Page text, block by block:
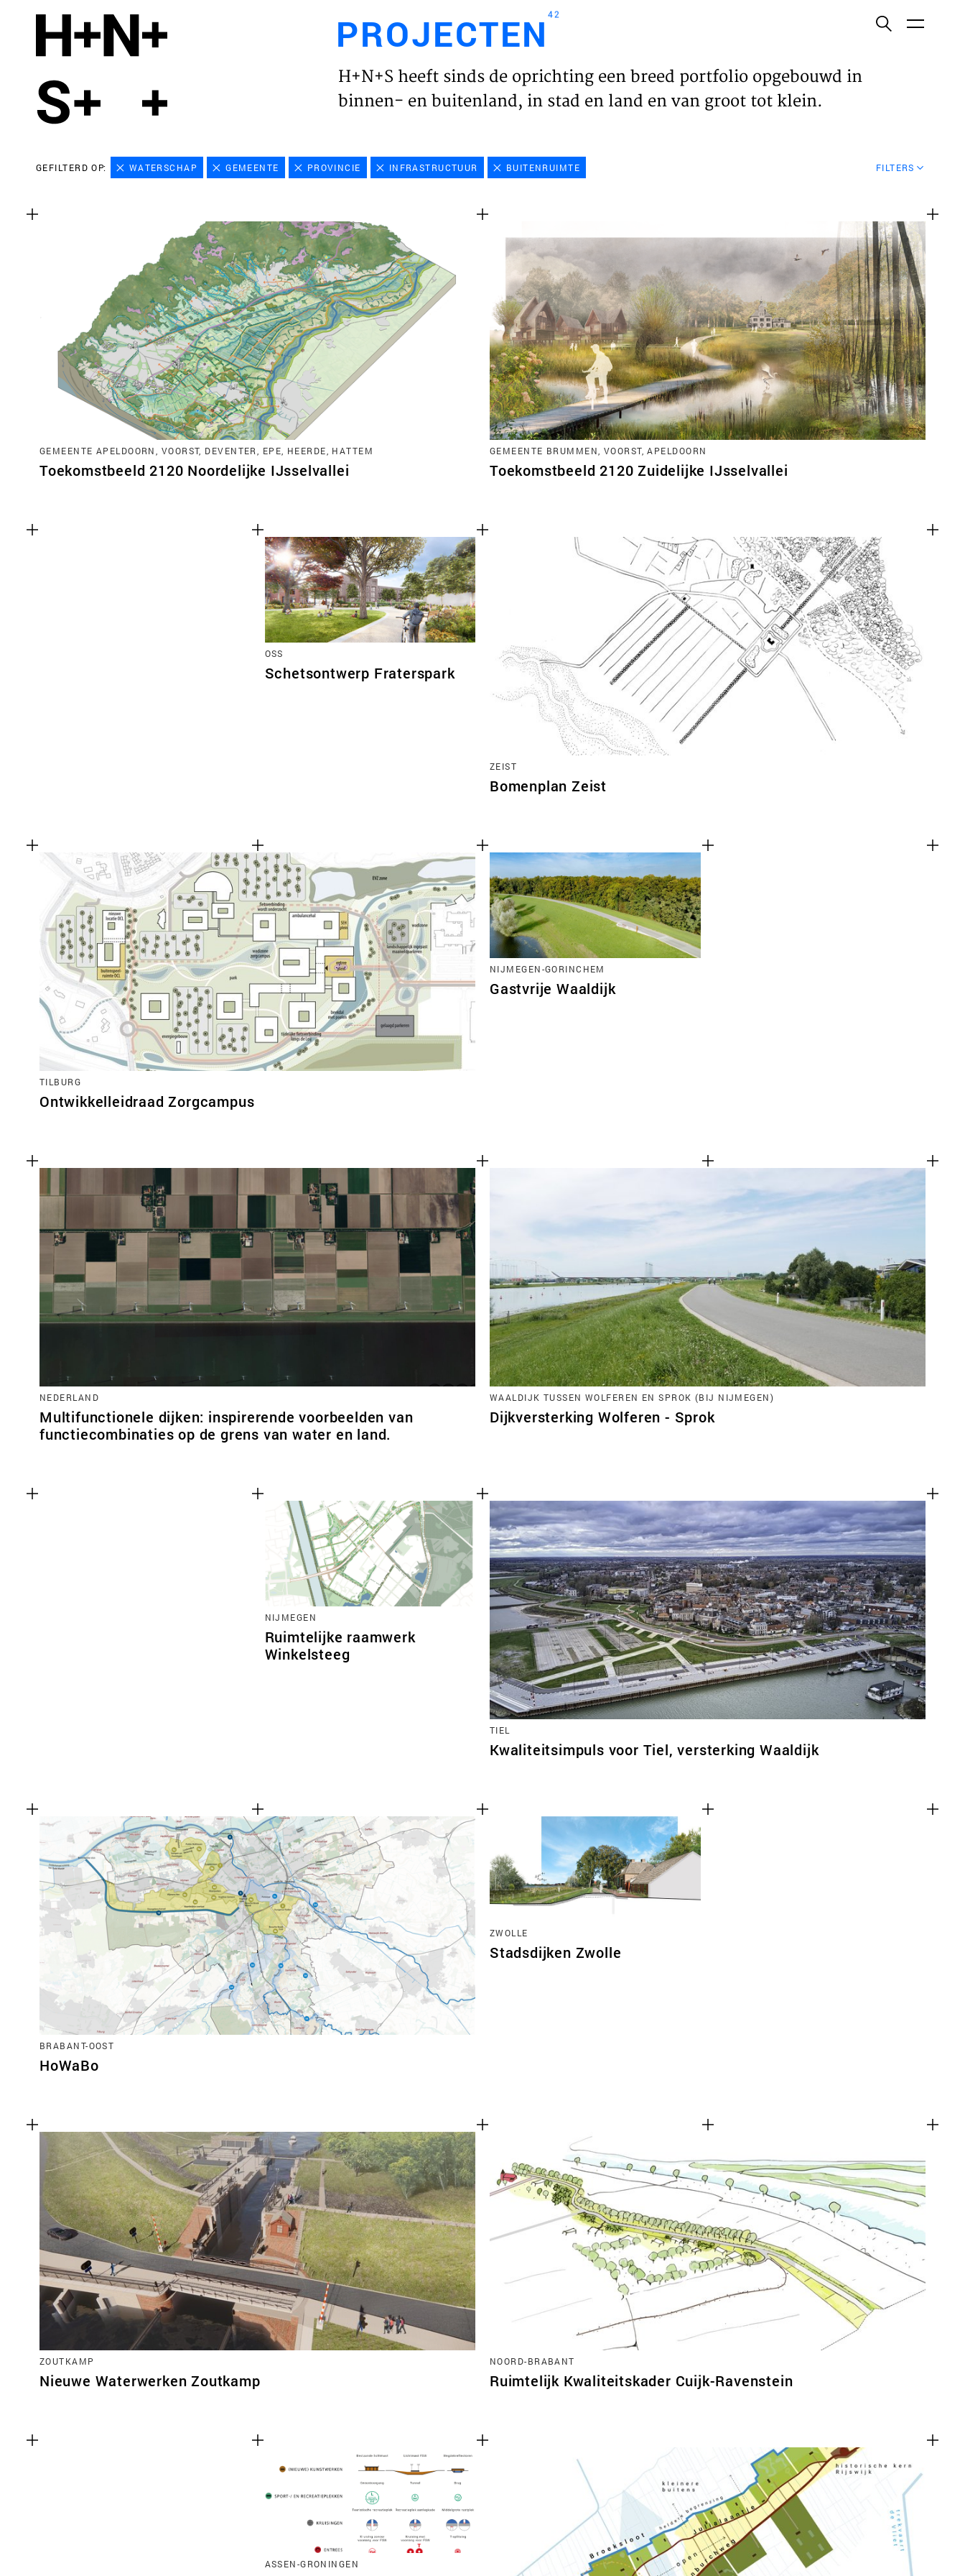
HOME
PROJECTEN
VISIE
NIEUWS
TEAM
CONTACT
PROJECTEN 42
H+N+S heeft sinds de oprichting een breed portfolio opgebouwd in
binnen- en buitenland, in stad en land en van groot tot klein.
GEFILTERD OP: WATERSCHAP GEMEENTE PROVINCIE INFRASTRUCTUUR BUITENRUIMTE FILTERS
GEMEENTE APELDOORN, VOORST, DEVENTER, EPE, HEERDE, HATTEM
Toekomstbeeld 2120 Noordelijke IJsselvallei
GEMEENTE BRUMMEN, VOORST, APELDOORN
Toekomstbeeld 2120 Zuidelijke IJsselvallei
OSS
Schetsontwerp Fraterspark
ZEIST
Bomenplan Zeist
TILBURG
Ontwikkelleidraad Zorgcampus
NIJMEGEN-GORINCHEM
Gastvrije Waaldijk
NEDERLAND
Multifunctionele dijken: inspirerende voorbeelden van
functiecombinaties op de grens van water en land.
WAALDIJK TUSSEN WOLFEREN EN SPROK (BIJ NIJMEGEN)
Dijkversterking Wolferen - Sprok
NIJMEGEN
Ruimtelijke raamwerk
Winkelsteeg
TIEL
Kwaliteitsimpuls voor Tiel, versterking Waaldijk
BRABANT-OOST
HoWaBo
ZWOLLE
Stadsdijken Zwolle
ZOUTKAMP
Nieuwe Waterwerken Zoutkamp
NOORD-BRABANT
Ruimtelijk Kwaliteitskader Cuijk-Ravenstein
ASSEN-GRONINGEN